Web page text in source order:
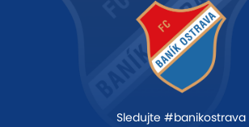
Sledujte #banikostrava